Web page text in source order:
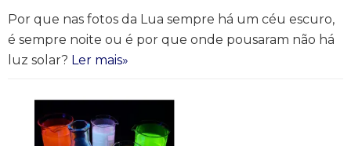
Por que nas fotos da Lua sempre há um céu escuro,
é sempre noite ou é por que onde pousaram não há
luz solar? Ler mais»